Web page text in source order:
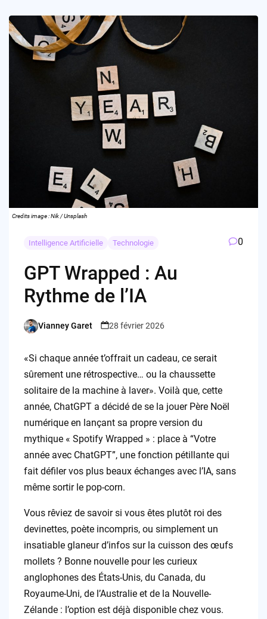
Credits image : Nik / Unsplash
Intelligence Artificielle Technologie 0
GPT Wrapped : Au
Rythme de l’IA
Posted
Vianney Garet 28 février 2026
«Si chaque année t’offrait un cadeau, ce serait
sûrement une rétrospective… ou la chaussette
solitaire de la machine à laver». Voilà que, cette
année, ChatGPT a décidé de se la jouer Père Noël
numérique en lançant sa propre version du
mythique « Spotify Wrapped » : place à “Votre
année avec ChatGPT”, une fonction pétillante qui
fait défiler vos plus beaux échanges avec l’IA, sans
même sortir le pop-corn.
Vous rêviez de savoir si vous êtes plutôt roi des
devinettes, poète incompris, ou simplement un
insatiable glaneur d’infos sur la cuisson des œufs
mollets ? Bonne nouvelle pour les curieux
anglophones des États-Unis, du Canada, du
Royaume-Uni, de l’Australie et de la Nouvelle-
Zélande : l’option est déjà disponible chez vous.